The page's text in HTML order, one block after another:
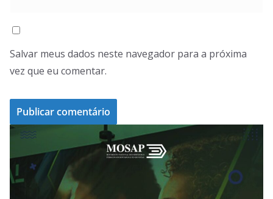
Salvar meus dados neste navegador para a próxima
vez que eu comentar.